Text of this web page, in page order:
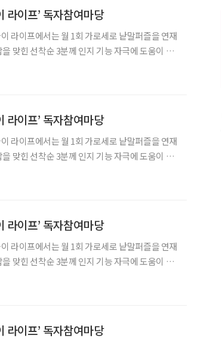
라이프’ 독자참여마당
맞힌 선착순 3분께 인지 기능 자극에 도움이 되
라이프’ 독자참여마당
맞힌 선착순 3분께 인지 기능 자극에 도움이 되
라이프’ 독자참여마당
맞힌 선착순 3분께 인지 기능 자극에 도움이 되
라이프’ 독자참여마당